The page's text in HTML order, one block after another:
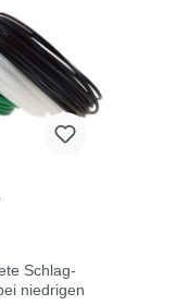
Schlag-
niedrigen